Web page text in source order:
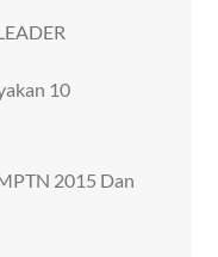
10
2015 Dan